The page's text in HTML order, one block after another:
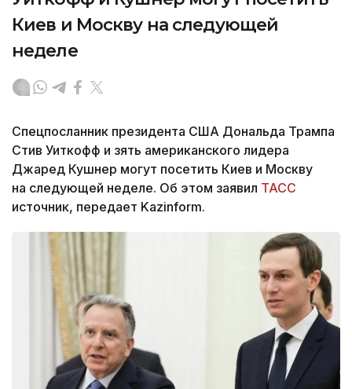
Киев и Москву на следующей
неделе
Спецпосланник президента США Дональда Трампа
Стив Уиткофф и зять американского лидера
Джаред Кушнер могут посетить Киев и Москву
на следующей неделе. Об этом заявил ТАСС
источник, передает Kazinform.